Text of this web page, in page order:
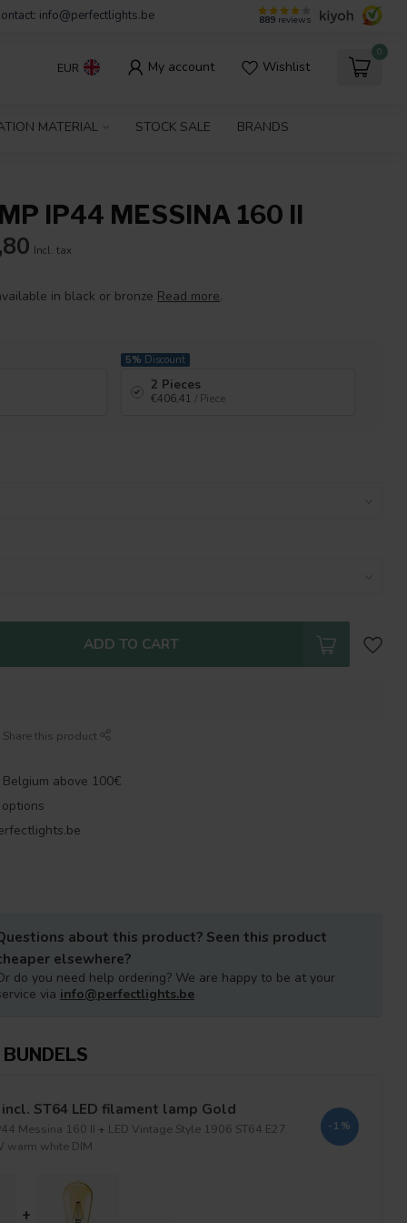
info@perfectlights.be 889 reviews
EUR My account Wishlist
0
MATERIAL STOCK SALE BRANDS
IP44 MESSINA 160 II
Incl. tax
in black or bronze Read more.
5% Discount
2 Pieces
€406,41 / Piece
ADD TO CART
Share this product
above 100€
about this product? Seen this product
elsewhere?
do you need help ordering? We are happy to be at your
via info@perfectlights.be
ST64 LED filament lamp Gold
Messina 160 II + LED Vintage Style 1906 ST64 E27
warm white DIM
-1%
+